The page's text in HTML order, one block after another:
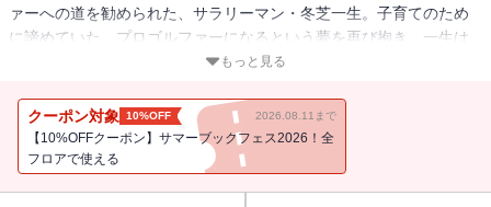
ァーへの道を勧められた、サラリーマン・冬芝一生。子育てのため
に諦めていた、プロゴルファーになるという夢を再び抱き、一生は
妻の協力を得て鍛錬に励む。しかし、40を越えた体にプロへの道は
もっと見る
クーポン対象 10%OFF 2026.08.11まで
【10%OFFクーポン】サマーブックフェス2026！全
フロアで使える